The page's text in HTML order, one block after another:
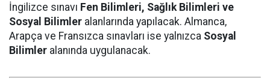
İngilizce sınavı Fen Bilimleri, Sağlık Bilimleri ve
Sosyal Bilimler alanlarında yapılacak. Almanca,
Arapça ve Fransızca sınavları ise yalnızca Sosyal
Bilimler alanında uygulanacak.